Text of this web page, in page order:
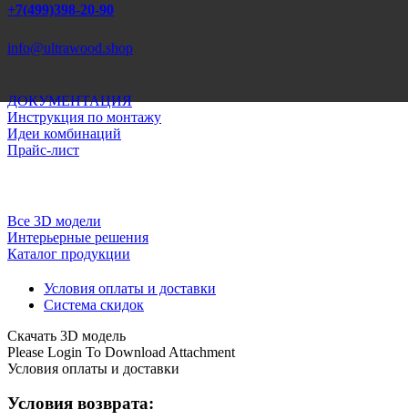
+7(499)398-20-90
info@ultrawood.shop
ДОКУМЕНТАЦИЯ
Инструкция по монтажу
Идеи комбинаций
Прайс-лист
Все 3D модели
Интерьерные решения
Каталог продукции
Условия оплаты и доставки
Система скидок
Скачать 3D модель
Please Login To Download Attachment
Условия оплаты и доставки
Условия возврата: